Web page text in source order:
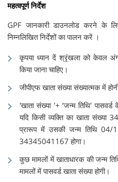
महत्वपूर्ण निर्देश
GPF जानकारी डाउनलोड करने के
निम्नलिखित निर्देशों का पालन करें ।
कृपया ध्यान दें श्रृंखला को केवल
किया जाना चाहिए।
जीपीएफ खाता संख्या संख्यात्मक में
'खाता संख्या '+ ‘जन्म तिथि'
यदि किसी व्यक्ति का खाता संख्या
प्रारूप में उसकी जन्म तिथि 04/
34345041167 होगा।
कुछ मामलों में खाताधारक की जन्म
मामलों में पासवर्ड खाता संख्या होगी।